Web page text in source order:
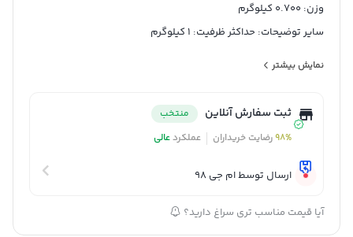
وزن: 0.700 کیلوگرم
سایر توضیحات: حداکثر ظرفیت: 1 کیلوگرم
وزن ترازو: 178 گرم
اندازه LCD: 34×20 میلی متر
نمایش بیشتر
ثبت سفارش آنلاین
منتخب
98%رضایت خریداران عملکردعالی
ارسال توسط ام جی 98
آیا قیمت مناسب تری سراغ دارید؟